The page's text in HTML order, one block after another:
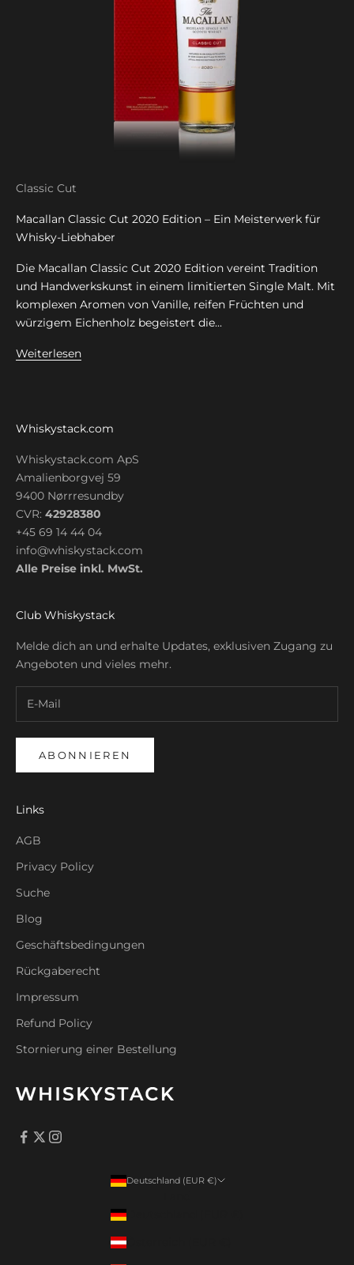
Classic Cut
Macallan Classic Cut 2020 Edition – Ein Meisterwerk für
Whisky-Liebhaber
Die Macallan Classic Cut 2020 Edition vereint Tradition
und Handwerkskunst in einem limitierten Single Malt. Mit
komplexen Aromen von Vanille, reifen Früchten und
würzigem Eichenholz begeistert die...
Weiterlesen
Whiskystack.com
Whiskystack.com ApS
Amalienborgvej 59
9400 Nørrresundby
CVR: 42928380
+45 69 14 44 04
info@whiskystack.com
Alle Preise inkl. MwSt.
Club Whiskystack
Melde dich an und erhalte Updates, exklusiven Zugang zu
Angeboten und vieles mehr.
ABONNIEREN
Links
AGB
Privacy Policy
Suche
Blog
Geschäftsbedingungen
Rückgaberecht
Impressum
Refund Policy
Stornierung einer Bestellung
Deutschland (EUR €)